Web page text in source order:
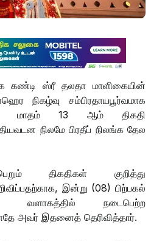
கண்டி ஸ்ரீ தலதா மாளிகையின்
நிகழ்வு சம்பிரதாயபூர்வமாக
மாதம் 13 ஆம் திகதி
நிலமே பிரதீப் நிலங்க தேல
திகதிகள் குறித்து
இன்று (08) பிற்பகல்
வளாகத்தில் நடைபெற்ற
அவர் இதனைத் தெரிவித்தார்.